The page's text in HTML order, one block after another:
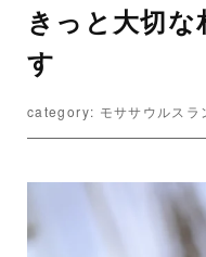
きっと大切
す
category: モササウルスラ